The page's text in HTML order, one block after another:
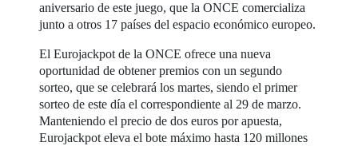
aniversario de este juego, que la ONCE comercializa
junto a otros 17 países del espacio económico europeo.
El Eurojackpot de la ONCE ofrece una nueva
oportunidad de obtener premios con un segundo
sorteo, que se celebrará los martes, siendo el primer
sorteo de este día el correspondiente al 29 de marzo.
Manteniendo el precio de dos euros por apuesta,
Eurojackpot eleva el bote máximo hasta 120 millones